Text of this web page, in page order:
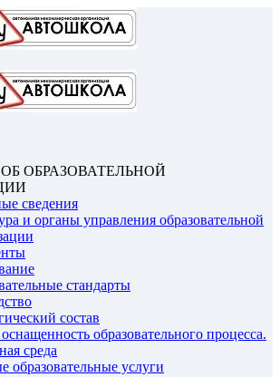
ОБРАЗОВАТЕЛЬНОЙ
сведения
и органы управления образовательной
стандарты
состав
образовательного процесса.
среда
образовательные услуги